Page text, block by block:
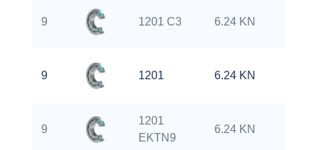
9 1201 C3 6.24 KN
9 1201 6.24 KN
9
1201
EKTN9
6.24 KN